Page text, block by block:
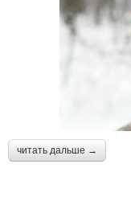
читать дальше →